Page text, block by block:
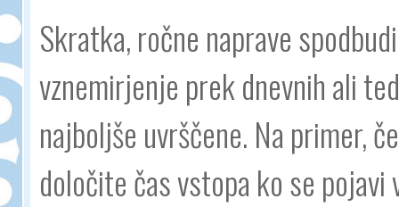
Skratka, ročne naprave
vznemirjenje prek dnevnih ali
najboljše uvrščene. Na primer,
določite čas vstopa ko se